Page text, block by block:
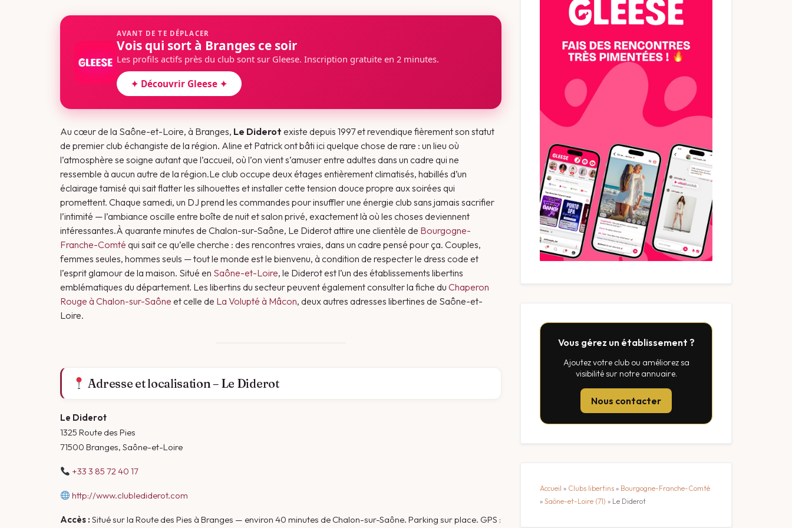
AVANT DE TE DÉPLACER
Vois qui sort à Branges ce soir
Les profils actifs près du club sont sur Gleese. Inscription gratuite en 2 minutes.
✦ Découvrir Gleese ✦
Au cœur de la Saône-et-Loire, à Branges, Le Diderot existe depuis 1997 et revendique fièrement son statut
de premier club échangiste de la région. Aline et Patrick ont bâti ici quelque chose de rare : un lieu où
l’atmosphère se soigne autant que l’accueil, où l’on vient s’amuser entre adultes dans un cadre qui ne
ressemble à aucun autre de la région.Le club occupe deux étages entièrement climatisés, habillés d’un
éclairage tamisé qui sait flatter les silhouettes et installer cette tension douce propre aux soirées qui
promettent. Chaque samedi, un DJ prend les commandes pour insuffler une énergie club sans jamais sacrifier
l’intimité — l’ambiance oscille entre boîte de nuit et salon privé, exactement là où les choses deviennent
intéressantes.À quarante minutes de Chalon-sur-Saône, Le Diderot attire une clientèle de Bourgogne-
Franche-Comté qui sait ce qu’elle cherche : des rencontres vraies, dans un cadre pensé pour ça. Couples,
femmes seules, hommes seuls — tout le monde est le bienvenu, à condition de respecter le dress code et
l’esprit glamour de la maison. Situé en Saône-et-Loire, le Diderot est l’un des établissements libertins
emblématiques du département. Les libertins du secteur peuvent également consulter la fiche du Chaperon
Rouge à Chalon-sur-Saône et celle de La Volupté à Mâcon, deux autres adresses libertines de Saône-et-
Loire.
Adresse et localisation – Le Diderot
Le Diderot
1325 Route des Pies
71500 Branges, Saône-et-Loire
+33 3 85 72 40 17
http://www.clublediderot.com
Accès : Situé sur la Route des Pies à Branges — environ 40 minutes de Chalon-sur-Saône. Parking sur place. GPS :
Vous gérez un établissement ?
Ajoutez votre club ou améliorez sa
visibilité sur notre annuaire.
Nous contacter
Accueil » Clubs libertins » Bourgogne-Franche-Comté
»Saône-et-Loire (71) » Le Diderot